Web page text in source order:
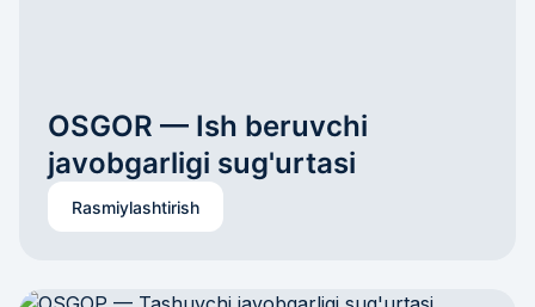
OSGOR — Ish beruvchi
javobgarligi sug'urtasi
Rasmiylashtirish